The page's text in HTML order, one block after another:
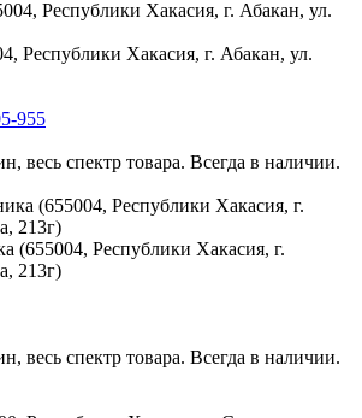
Республики Хакасия, г. Абакан, ул.
955
весь спектр товара. Всегда в наличии.
(655004, Республики Хакасия, г.
213г)
весь спектр товара. Всегда в наличии.